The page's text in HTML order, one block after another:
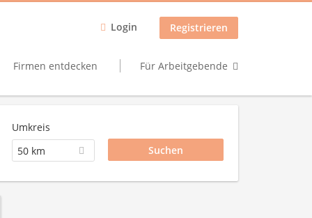
Login Registrieren
Firmen entdecken Für Arbeitgebende
Umkreis
50 km